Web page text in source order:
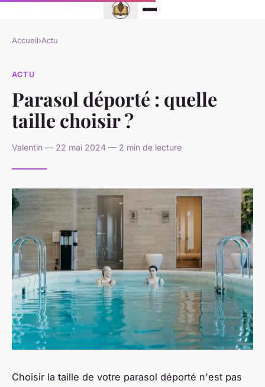
Accueil›Actu
ACTU
Parasol déporté : quelle
taille choisir ?
Valentin — 22 mai 2024 — 2 min de lecture
Choisir la taille de votre parasol déporté n'est pas